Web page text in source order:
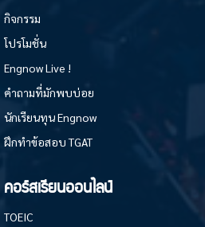
กิจกรรม
โปรโมชั่น
Engnow Live !
คำถามที่มักพบบ่อย
นักเรียนทุน Engnow
ฝึกทำข้อสอบ TGAT
คอร์สเรียนออนไลน์
TOEIC